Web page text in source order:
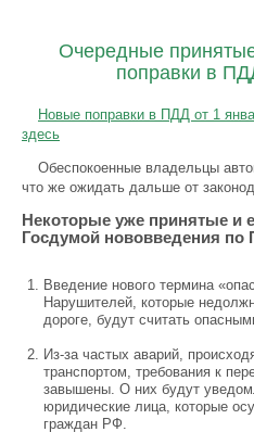
Очередные
поправки в
Новые поправки в ПДД от 1
здесь
Обеспокоенные владельцы
что же ожидать дальше от
Некоторые уже принятые и
Госдумой нововведения по
Введение нового термина
Нарушителей, которые
дороге, будут считать
Из-за частых аварий,
транспортом, требования к
завышены. О них будут
юридические лица, которые
граждан РФ.